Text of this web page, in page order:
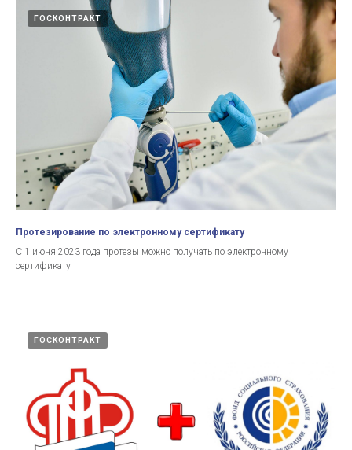
ГОСКОНТРАКТ
Протезирование по электронному сертификату
С 1 июня 2023 года протезы можно получать по электронному
сертификату
ГОСКОНТРАКТ